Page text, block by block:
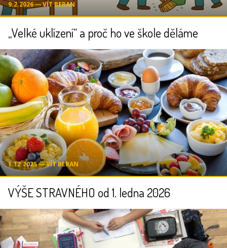
9.2.2026 ― VÍT BERAN
„Velké uklízení“ a proč ho ve škole děláme
1.12.2025 ― VÍT BERAN
VÝŠE STRAVNÉHO od 1. ledna 2026